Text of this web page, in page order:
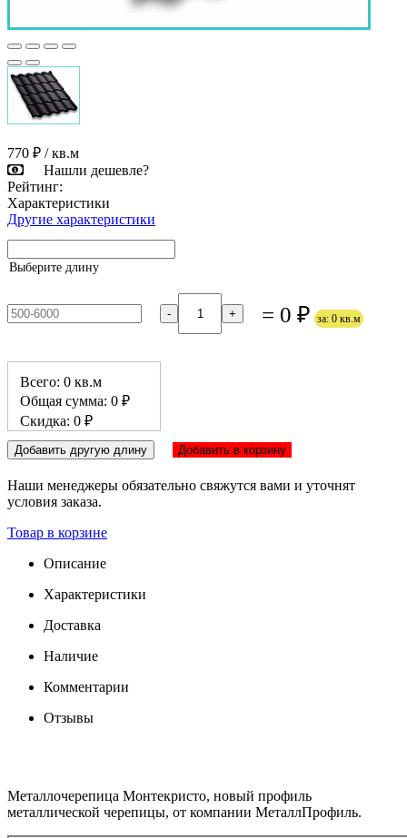
770 ₽ / кв.м
Нашли дешевле?
Рейтинг:
Характеристики
Другие характеристики
Выберите длину
- + = 0 ₽ за: 0 кв.м
Всего: 0 кв.м
Общая сумма: 0 ₽
Скидка: 0 ₽
Добавить другую длину Добавить в корзину
Наши менеджеры обязательно свяжутся вами и уточнят
условия заказа.
Товар в корзине
Описание
Характеристики
Доставка
Наличие
Комментарии
Отзывы
Металлочерепица Монтекристо, новый профиль
металлической черепицы, от компании МеталлПрофиль.